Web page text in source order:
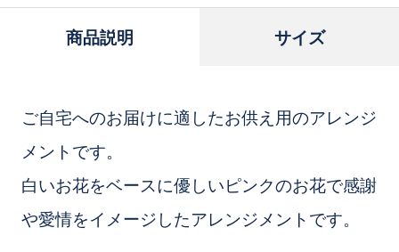
商品説明 サイズ
ご自宅へのお届けに適したお供え用のアレンジ
メントです。
白いお花をベースに優しいピンクのお花で感謝
や愛情をイメージしたアレンジメントです。